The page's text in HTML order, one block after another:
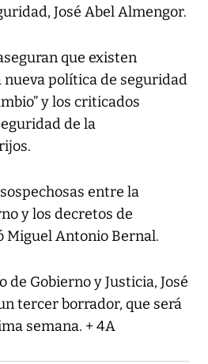
José Abel Almengor.
que existen
política de seguridad
y los criticados
de la
entre la
y los decretos de
Miguel Antonio Bernal.
Gobierno y Justicia, José
tercer borrador, que será
semana. + 4A